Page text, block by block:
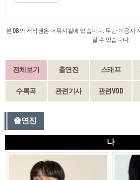
본 DB의 저작권은 더뮤지컬에 있습니다. 무단 이용시
질 수 있습니다.
전체보기 출연진 스태프
수록곡 관련기사 관련VOD
출연진
나